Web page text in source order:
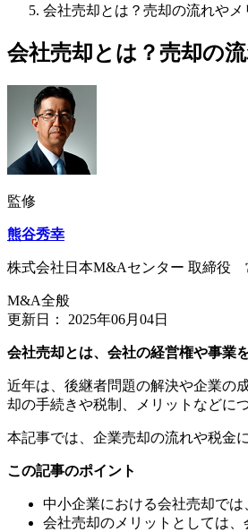
会社売却とは？売却の流れやメ
会社売却とは？売却の
監修
熊谷秀幸
株式会社日本M&Aセンター 取締
M&A全般
更新日： 2025年06月04日
会社売却とは、会社の経営権や事業
近年は、後継者問題の解決や企業の
却の手続きや税制、メリットなどに
本記事では、企業売却の流れや税金
この記事のポイント
中小企業における会社売却で
会社売却のメリットとしては